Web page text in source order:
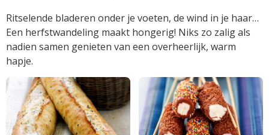
Ritselende bladeren onder je voeten, de wind in je haar…
Een herfstwandeling maakt hongerig! Niks zo zalig als
nadien samen genieten van een overheerlijk, warm
hapje.